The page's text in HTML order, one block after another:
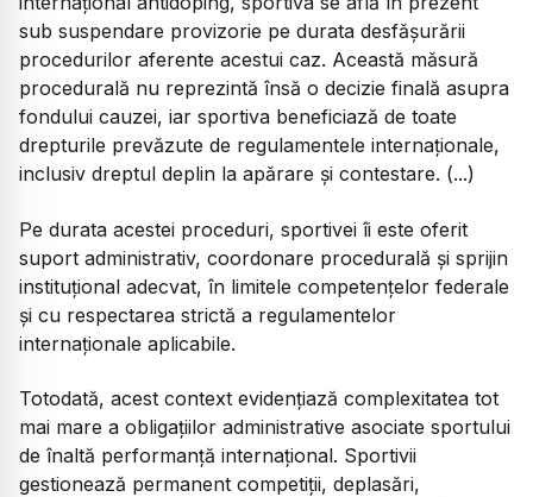
sub suspendare provizorie pe durata desfășurării
procedurilor aferente acestui caz. Această măsură
procedurală nu reprezintă însă o decizie finală asupra
fondului cauzei, iar sportiva beneficiază de toate
drepturile prevăzute de regulamentele internaționale,
inclusiv dreptul deplin la apărare și contestare. (...)
Pe durata acestei proceduri, sportivei îi este oferit
suport administrativ, coordonare procedurală și sprijin
instituțional adecvat, în limitele competențelor federale
și cu respectarea strictă a regulamentelor
internaționale aplicabile.
Totodată, acest context evidențiază complexitatea tot
mai mare a obligațiilor administrative asociate sportului
de înaltă performanță internațional. Sportivii
gestionează permanent competiții, deplasări,